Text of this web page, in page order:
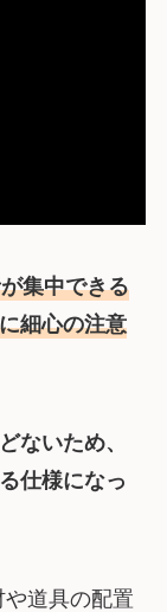
集中できる
細心の注意
ないため、
仕様になっ
道具の配置